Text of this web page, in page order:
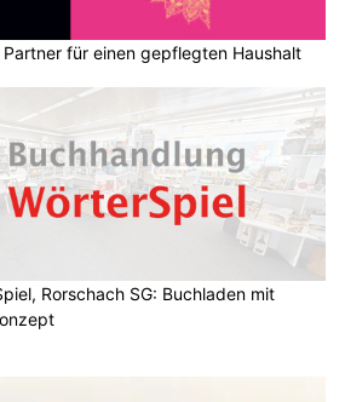
für einen gepflegten Haushalt
Rorschach SG: Buchladen mit